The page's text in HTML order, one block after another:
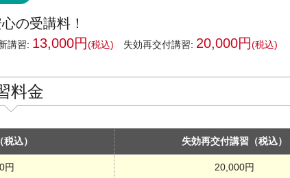
の受講料！
講習: 13,000円(税込) 失効再交付講習: 20,000円(税込)
料金
込） 失効再交付講習（税込）
円
20,000円